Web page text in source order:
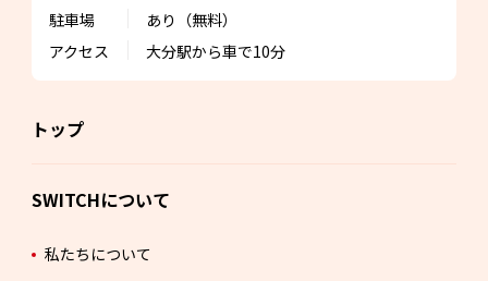
駐車場
あり（無料）
アクセス
大分駅から車で10分
トップ
SWITCHについて
私たちについて